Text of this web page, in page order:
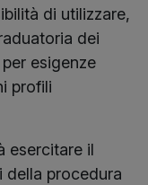
di utilizzare,
dei
esigenze
profili
esercitare il
procedura